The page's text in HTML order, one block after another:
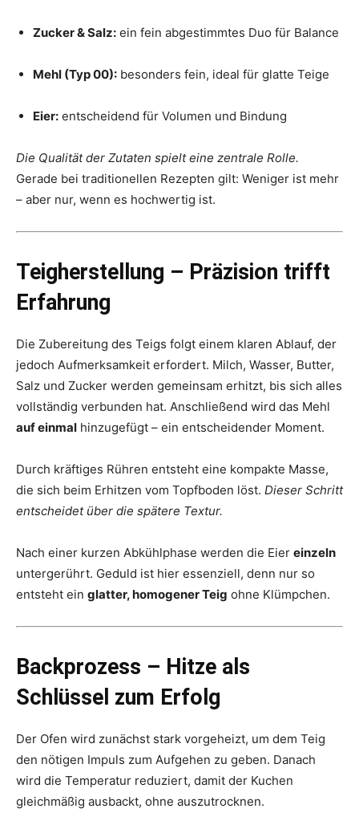
Zucker & Salz: ein fein abgestimmtes Duo für Balance
Mehl (Typ 00): besonders fein, ideal für glatte Teige
Eier: entscheidend für Volumen und Bindung
Die Qualität der Zutaten spielt eine zentrale Rolle.
Gerade bei traditionellen Rezepten gilt: Weniger ist mehr
– aber nur, wenn es hochwertig ist.
Teigherstellung – Präzision trifft
Erfahrung
Die Zubereitung des Teigs folgt einem klaren Ablauf, der
jedoch Aufmerksamkeit erfordert. Milch, Wasser, Butter,
Salz und Zucker werden gemeinsam erhitzt, bis sich alles
vollständig verbunden hat. Anschließend wird das Mehl
auf einmal hinzugefügt – ein entscheidender Moment.
Durch kräftiges Rühren entsteht eine kompakte Masse,
die sich beim Erhitzen vom Topfboden löst. Dieser Schritt
entscheidet über die spätere Textur.
Nach einer kurzen Abkühlphase werden die Eier einzeln
untergerührt. Geduld ist hier essenziell, denn nur so
entsteht ein glatter, homogener Teig ohne Klümpchen.
Backprozess – Hitze als
Schlüssel zum Erfolg
Der Ofen wird zunächst stark vorgeheizt, um dem Teig
den nötigen Impuls zum Aufgehen zu geben. Danach
wird die Temperatur reduziert, damit der Kuchen
gleichmäßig ausbackt, ohne auszutrocknen.